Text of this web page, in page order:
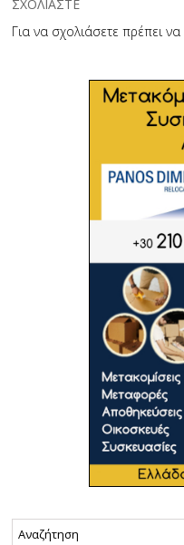
ΣΧΟΛΙΑΣΤΕ
Για να σχολιάσετε πρέπει να